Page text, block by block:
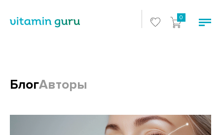
0
БлогАвторы
Блоги и статьи